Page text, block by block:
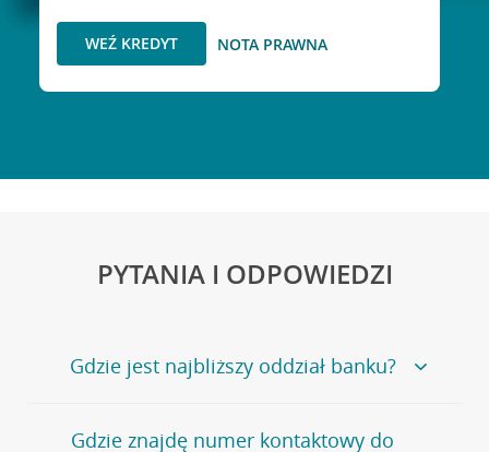
WEŹ KREDYT NOTA PRAWNA
PYTANIA I ODPOWIEDZI
Gdzie jest najbliższy oddział banku?
Jeśli szukasz oddziału naszego banku, zapraszamy na
Gdzie znajdę numer kontaktowy do